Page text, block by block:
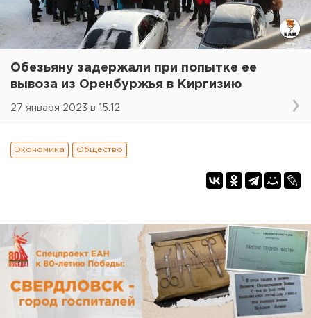
Обезьяну задержали при попытке ее
вывоза из Оренбуржья в Киргизию
27 января 2023 в 15:12
Экономика Общество